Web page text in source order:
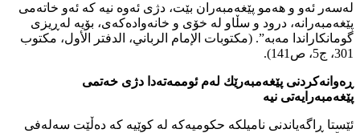
لەسەر ئەو و هەمو پێغەمبەران بێت، دژی ئەوە نیە كە ئەو خاتەمی
پێغەمبەرانە، درود و سڵاو لە خۆی و خانەوادەكەی، بۆیە لەڕیزی
گومانكاراندا مەبە”. (مكتوبات الإمام الرباني، الدفتر الأول، مكتوب
301، ج5، ص141).
ڕەوانەكردنی پێغەمبەرێك لەم ئوممەتەدا دژی خەتمی
پێغەمبەرایەتی نیە
ئێستا ڕاگەیاندنی نامیلكە حكومیەكە لە كوێیە كە دەڵێت سەلەفی